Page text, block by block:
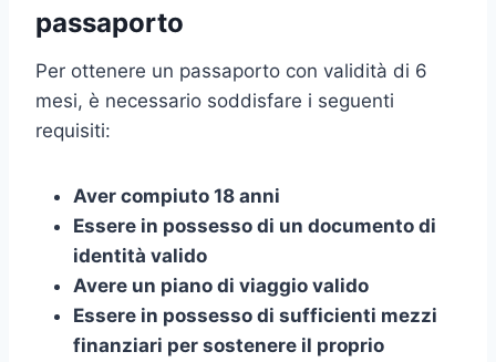
passaporto
Per ottenere un passaporto con validità di 6
mesi, è necessario soddisfare i seguenti
requisiti:
Aver compiuto 18 anni
Essere in possesso di un documento di
identità valido
Avere un piano di viaggio valido
Essere in possesso di sufficienti mezzi
finanziari per sostenere il proprio